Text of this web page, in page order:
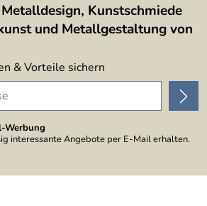
Kunstschmiede
und Metallgestaltung von
& Vorteile sichern
Werbung
interessante Angebote per E-Mail erhalten.
wird nicht an andere Unternehmen
Zwecken wird in anonymer Form